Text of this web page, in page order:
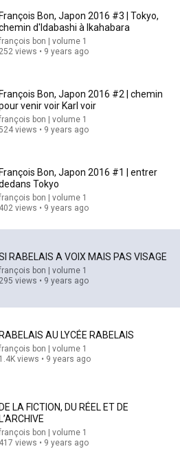
Years in a Qatari Prison
- France Télévisions
François Bon, Japon 2016 #3 | Tokyo,
d'Idabashi à Ikahabara
bon | volume 1
252 views • 9 years ago
François Bon, Japon 2016 #2 | chemin
venir voir Karl voir
bon | volume 1
views • 9 years ago
François Bon, Japon 2016 #1 | entrer
Tokyo
bon | volume 1
402 views • 9 years ago
RABELAIS A VOIX MAIS PAS VISAGE
bon | volume 1
295 views • 9 years ago
AU LYCÉE RABELAIS
bon | volume 1
1.4K views • 9 years ago
DE LA FICTION, DU RÉEL ET DE
L’ARCHIVE
bon | volume 1
417 views • 9 years ago